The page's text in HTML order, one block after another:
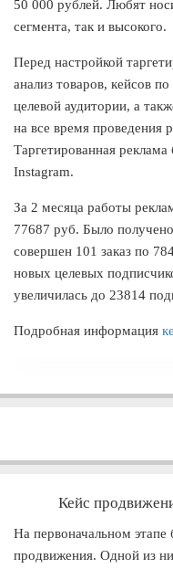
50 000 рублей. Любят
сегмента, так и высокого.
Перед настройкой
анализ товаров, кейсов
целевой аудитории, а
на все время проведения
Таргетированная
Instagram.
За 2 месяца работы
77687 руб. Было
совершен 101 заказ по
новых целевых
увеличилась до 23814
Подробная информация
Кейс
На первоначальном этапе
продвижения. Одной из